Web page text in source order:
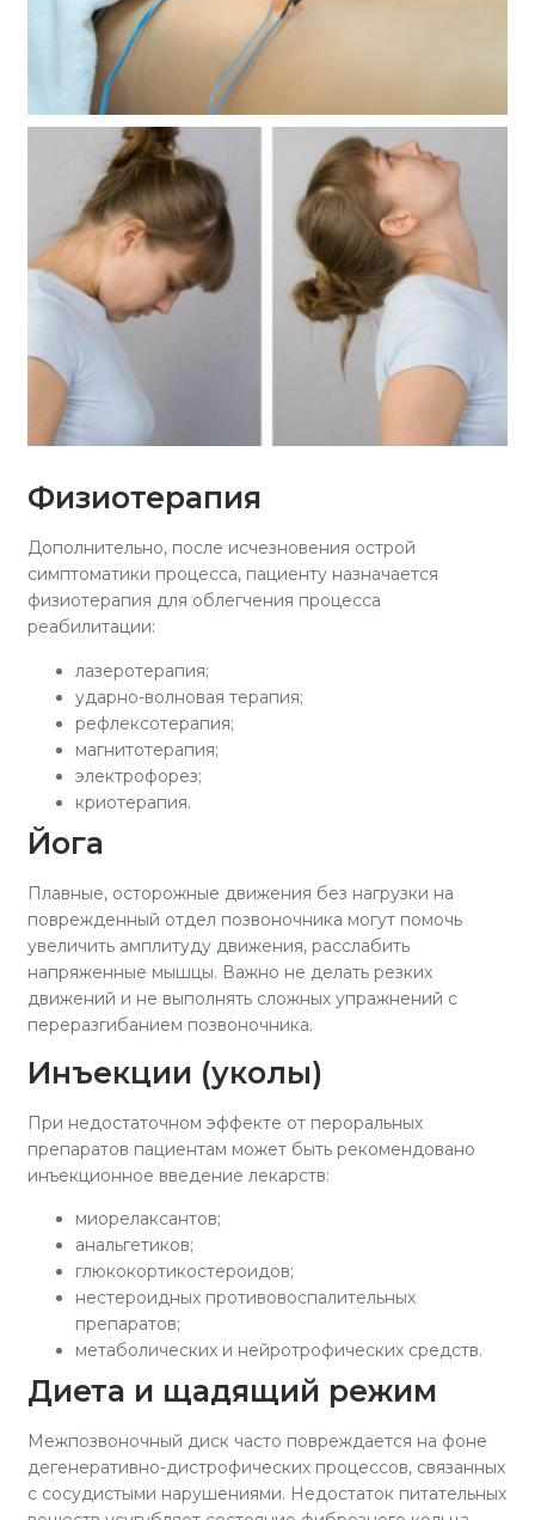
Физиотерапия
Дополнительно, после исчезновения острой
симптоматики процесса, пациенту назначается
физиотерапия для облегчения процесса
реабилитации:
лазеротерапия;
ударно-волновая терапия;
рефлексотерапия;
магнитотерапия;
электрофорез;
криотерапия.
Йога
Плавные, осторожные движения без нагрузки на
поврежденный отдел позвоночника могут помочь
увеличить амплитуду движения, расслабить
напряженные мышцы. Важно не делать резких
движений и не выполнять сложных упражнений с
переразгибанием позвоночника.
Инъекции (уколы)
При недостаточном эффекте от пероральных
препаратов пациентам может быть рекомендовано
инъекционное введение лекарств:
миорелаксантов;
анальгетиков;
глюкокортикостероидов;
нестероидных противовоспалительных
препаратов;
метаболических и нейротрофических средств.
Диета и щадящий режим
Межпозвоночный диск часто повреждается на фоне
дегенеративно-дистрофических процессов, связанных
с сосудистыми нарушениями. Недостаток питательных